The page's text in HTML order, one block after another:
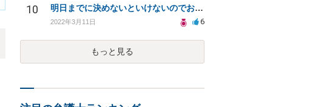
10 明日までに決めないといけないのでお願いします。
2022年3月11日 6
もっと見る